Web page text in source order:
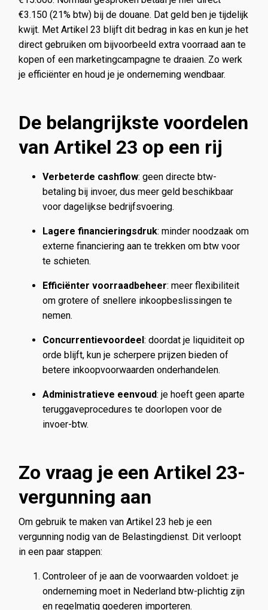
€3.150 (21% btw) bij de douane. Dat geld ben je tijdelijk
kwijt. Met Artikel 23 blijft dit bedrag in kas en kun je het
direct gebruiken om bijvoorbeeld extra voorraad aan te
kopen of een marketingcampagne te draaien. Zo werk
je efficiënter en houd je je onderneming wendbaar.
De belangrijkste voordelen
van Artikel 23 op een rij
Verbeterde cashflow: geen directe btw-
betaling bij invoer, dus meer geld beschikbaar
voor dagelijkse bedrijfsvoering.
Lagere financieringsdruk: minder noodzaak om
externe financiering aan te trekken om btw voor
te schieten.
Efficiënter voorraadbeheer: meer flexibiliteit
om grotere of snellere inkoopbeslissingen te
nemen.
Concurrentievoordeel: doordat je liquiditeit op
orde blijft, kun je scherpere prijzen bieden of
betere inkoopvoorwaarden onderhandelen.
Administratieve eenvoud: je hoeft geen aparte
teruggaveprocedures te doorlopen voor de
invoer-btw.
Zo vraag je een Artikel 23-
vergunning aan
Om gebruik te maken van Artikel 23 heb je een
vergunning nodig van de Belastingdienst. Dit verloopt
in een paar stappen:
Controleer of je aan de voorwaarden voldoet: je
onderneming moet in Nederland btw-plichtig zijn
en regelmatig goederen importeren.